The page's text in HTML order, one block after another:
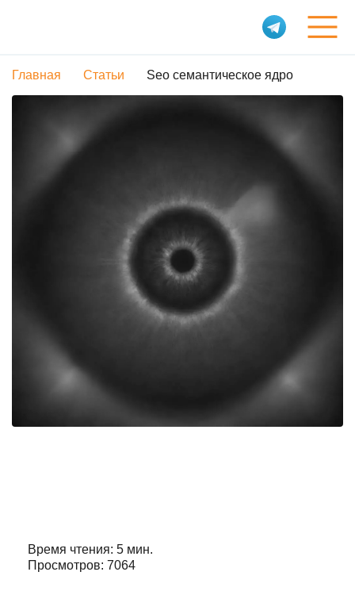
Услуги
Статьи
Контакты
Главная Статьи Seo семантическое ядро
Время чтения: 5 мин.
Просмотров: 7064